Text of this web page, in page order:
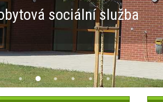
sociální služba